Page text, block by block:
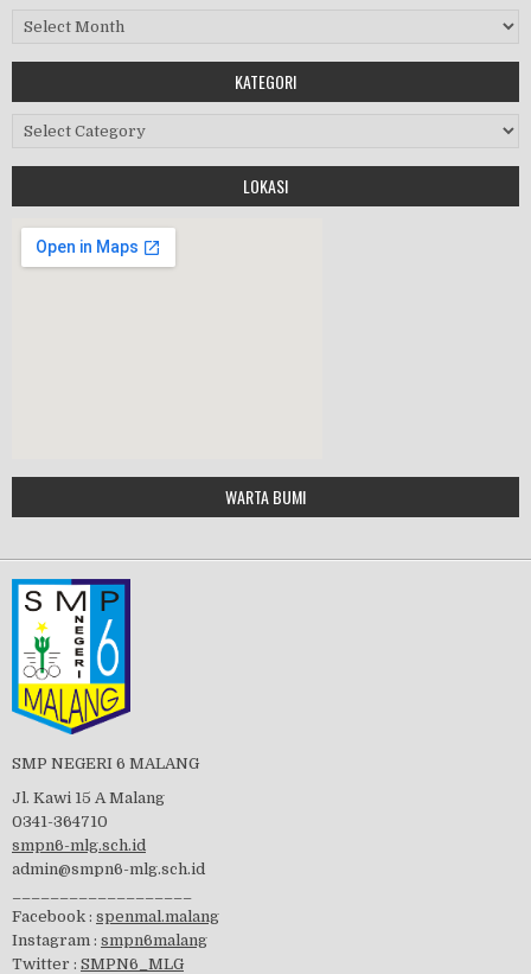
Workshop Perangkat 2019
HALAL BIHALAL
Tes Matrikulasi 2019
visitasi PPK 2019
Arsip Berita
KATEGORI
Kategori
LOKASI
Google Maps Generator by
embedgooglemap.net
WARTA BUMI
SMP NEGERI 6 MALANG
Jl. Kawi 15 A Malang
0341-364710
smpn6-mlg.sch.id
admin@smpn6-mlg.sch.id
Facebook : spenmal.malang
Instagram : smpn6malang
Twitter : SMPN6_MLG